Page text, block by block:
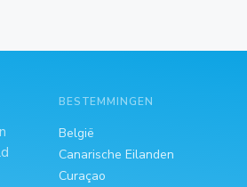
BESTEMMINGEN
België
Canarische Eilanden
Curaçao